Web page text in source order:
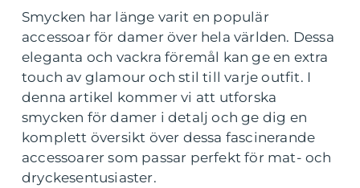
Smycken har länge varit en populär
accessoar för damer över hela världen. Dessa
eleganta och vackra föremål kan ge en extra
touch av glamour och stil till varje outfit. I
denna artikel kommer vi att utforska
smycken för damer i detalj och ge dig en
komplett översikt över dessa fascinerande
accessoarer som passar perfekt för mat- och
dryckesentusiaster.